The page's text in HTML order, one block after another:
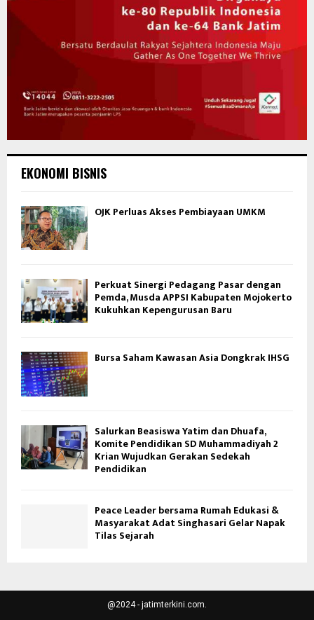
EKONOMI BISNIS
OJK Perluas Akses Pembiayaan UMKM
Perkuat Sinergi Pedagang Pasar dengan
Pemda, Musda APPSI Kabupaten Mojokerto
Kukuhkan Kepengurusan Baru
Bursa Saham Kawasan Asia Dongkrak IHSG
Salurkan Beasiswa Yatim dan Dhuafa,
Komite Pendidikan SD Muhammadiyah 2
Krian Wujudkan Gerakan Sedekah
Pendidikan
Peace Leader bersama Rumah Edukasi &
Masyarakat Adat Singhasari Gelar Napak
Tilas Sejarah
@2024 - jatimterkini.com.